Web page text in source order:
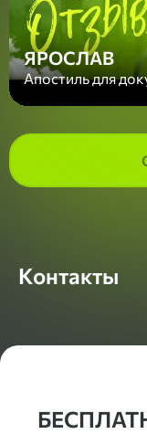
ЯРОСЛАВ
Апостиль для
Контакты